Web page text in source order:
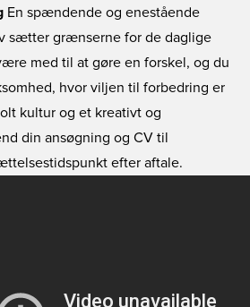
En spændende og enestående
sætter grænserne for de daglige
med til at gøre en forskel, og du
hvor viljen til forbedring er
kultur og et kreativt og
din ansøgning og CV til
efter aftale.